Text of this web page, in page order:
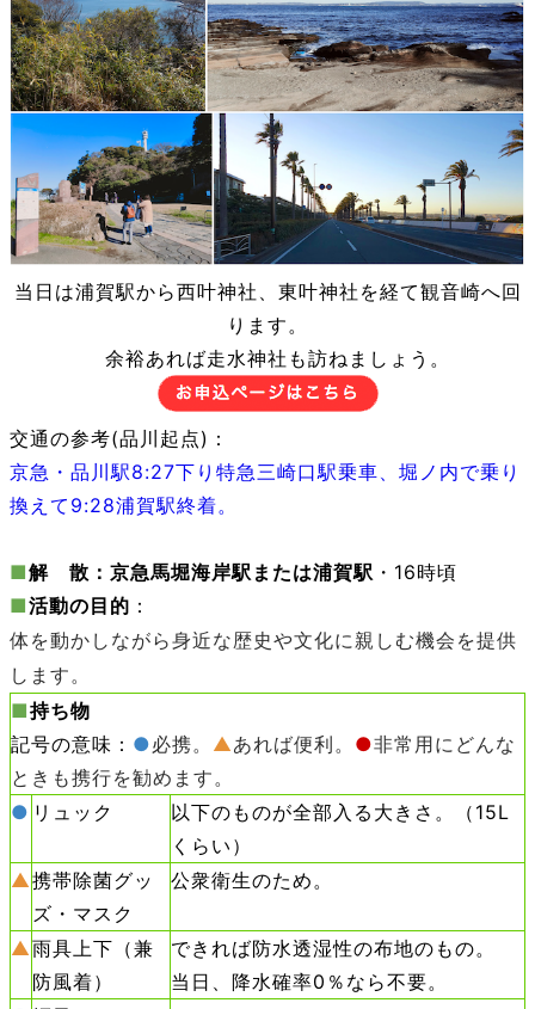
当日は浦賀駅から西叶神社、東叶神社を経て観音崎へ回
ります。
余裕あれば走水神社も訪ねましょう。
交通の参考(品川起点)：
京急・品川駅8:27下り特急三崎口駅乗車、堀ノ内で乗り
換えて9:28浦賀駅終着。
■解 散：京急馬堀海岸駅または浦賀駅 ・16時頃
■活動の目的 ：
体を動かしながら身近な歴史や文化に親しむ機会を提供
します。
■持ち物
記号の意味： ●必携。 ▲あれば便利。 ●非常用にどんな
ときも携行を勧めます。
● リュック
以下のものが全部入る大きさ。（15L
くらい）
▲携帯除菌グッ
ズ・マスク
公衆衛生のため。
▲雨具上下（兼
防風着）
できれば防水透湿性の布地のもの。
当日、降水確率0％なら不要。